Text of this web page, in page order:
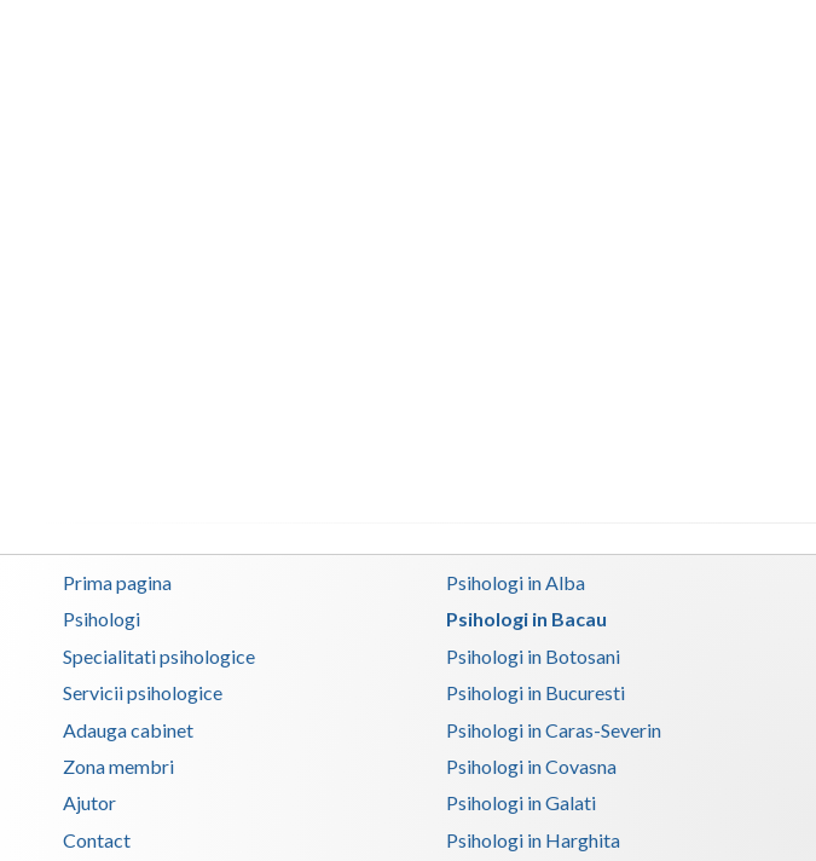
Prima pagina
Psihologi
Specialitati psihologice
Servicii psihologice
Adauga cabinet
Zona membri
Ajutor
Contact
Psihologi in Alba
Psihologi in Bacau
Psihologi in Botosani
Psihologi in Bucuresti
Psihologi in Caras-Severin
Psihologi in Covasna
Psihologi in Galati
Psihologi in Harghita